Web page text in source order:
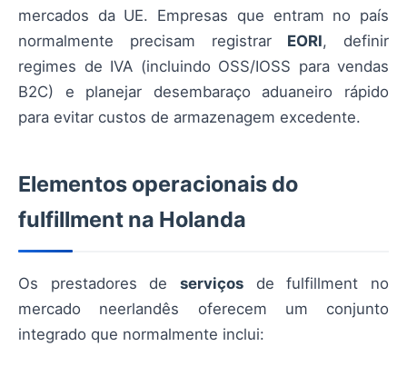
mercados da UE. Empresas que entram no país
normalmente precisam registrar EORI, definir
regimes de IVA (incluindo OSS/IOSS para vendas
B2C) e planejar desembaraço aduaneiro rápido
para evitar custos de armazenagem excedente.
Elementos operacionais do
fulfillment na Holanda
Os prestadores de serviços de fulfillment no
mercado neerlandês oferecem um conjunto
integrado que normalmente inclui: